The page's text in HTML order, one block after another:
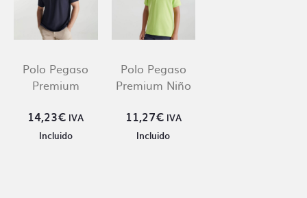
Polo Pegaso
Premium
14,23€ IVA
Incluido
Polo Pegaso
Premium Niño
11,27€ IVA
Incluido